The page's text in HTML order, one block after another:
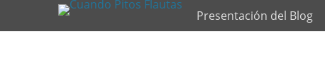
Skip
Primary MenuPresentación del Blog